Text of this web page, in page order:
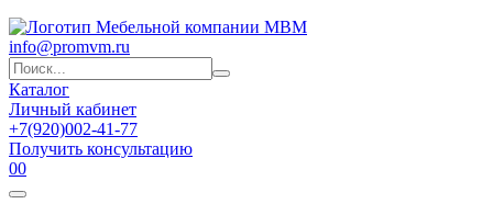
info@promvm.ru
Каталог
Личный кабинет
+7(920)002-41-77
Получить консультацию
00